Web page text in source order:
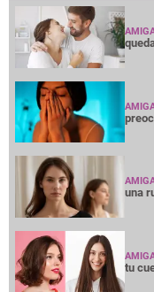
una
tu